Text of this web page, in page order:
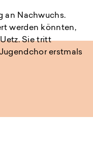
an Nachwuchs.
werden könnten,
Sie tritt
erstmals